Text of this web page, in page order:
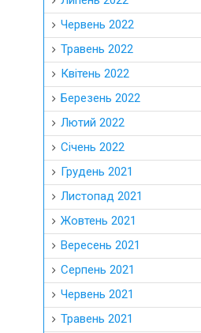
Червень 2022
Травень 2022
Квітень 2022
Березень 2022
Лютий 2022
Січень 2022
Грудень 2021
Листопад 2021
Жовтень 2021
Вересень 2021
Серпень 2021
Червень 2021
Травень 2021